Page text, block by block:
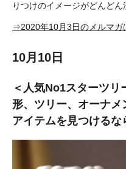
りつけのイメージがどんどん
⇒2020年10月3日のメルマガ
10月10日
＜人気No1スターツリ
形、ツリー、オーナ
アイテムを見つける